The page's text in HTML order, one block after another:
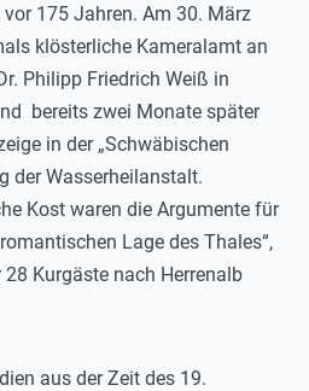
175 Jahren. Am 30. März
klösterliche Kameralamt an
Philipp Friedrich Weiß in
bereits zwei Monate später
in der „Schwäbischen
der Wasserheilanstalt.
Kost waren die Argumente für
Lage des Thales“,
Kurgäste nach Herrenalb
aus der Zeit des 19.